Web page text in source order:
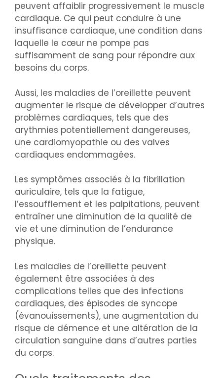
peuvent affaiblir progressivement le muscle
cardiaque. Ce qui peut conduire à une
insuffisance cardiaque, une condition dans
laquelle le cœur ne pompe pas
suffisamment de sang pour répondre aux
besoins du corps.
Aussi, les maladies de l’oreillette peuvent
augmenter le risque de développer d’autres
problèmes cardiaques, tels que des
arythmies potentiellement dangereuses,
une cardiomyopathie ou des valves
cardiaques endommagées.
Les symptômes associés à la fibrillation
auriculaire, tels que la fatigue,
l’essoufflement et les palpitations, peuvent
entraîner une diminution de la qualité de
vie et une diminution de l’endurance
physique.
Les maladies de l’oreillette peuvent
également être associées à des
complications telles que des infections
cardiaques, des épisodes de syncope
(évanouissements), une augmentation du
risque de démence et une altération de la
circulation sanguine dans d’autres parties
du corps.